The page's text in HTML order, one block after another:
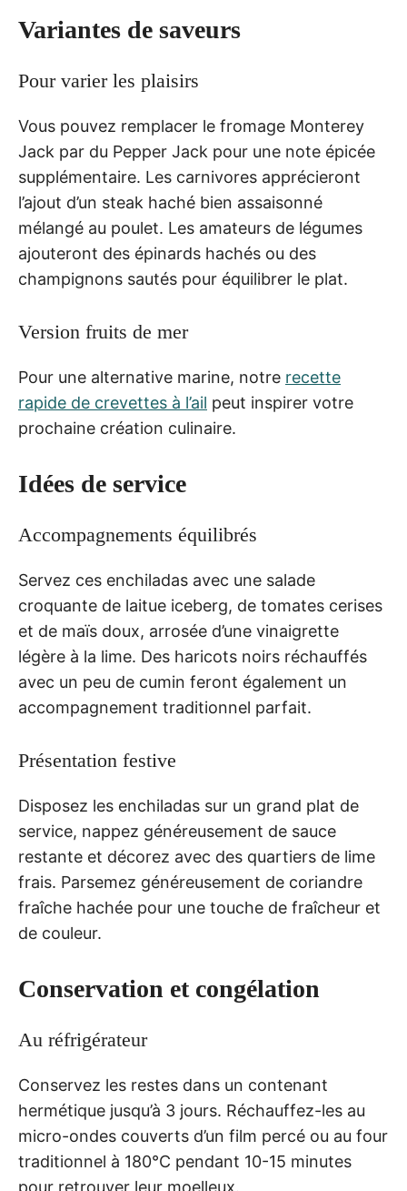
Variantes de saveurs
Pour varier les plaisirs
Vous pouvez remplacer le fromage Monterey
Jack par du Pepper Jack pour une note épicée
supplémentaire. Les carnivores apprécieront
l’ajout d’un steak haché bien assaisonné
mélangé au poulet. Les amateurs de légumes
ajouteront des épinards hachés ou des
champignons sautés pour équilibrer le plat.
Version fruits de mer
Pour une alternative marine, notre recette
rapide de crevettes à l’ail peut inspirer votre
prochaine création culinaire.
Idées de service
Accompagnements équilibrés
Servez ces enchiladas avec une salade
croquante de laitue iceberg, de tomates cerises
et de maïs doux, arrosée d’une vinaigrette
légère à la lime. Des haricots noirs réchauffés
avec un peu de cumin feront également un
accompagnement traditionnel parfait.
Présentation festive
Disposez les enchiladas sur un grand plat de
service, nappez généreusement de sauce
restante et décorez avec des quartiers de lime
frais. Parsemez généreusement de coriandre
fraîche hachée pour une touche de fraîcheur et
de couleur.
Conservation et congélation
Au réfrigérateur
Conservez les restes dans un contenant
hermétique jusqu’à 3 jours. Réchauffez-les au
micro-ondes couverts d’un film percé ou au four
traditionnel à 180°C pendant 10-15 minutes
pour retrouver leur moelleux.